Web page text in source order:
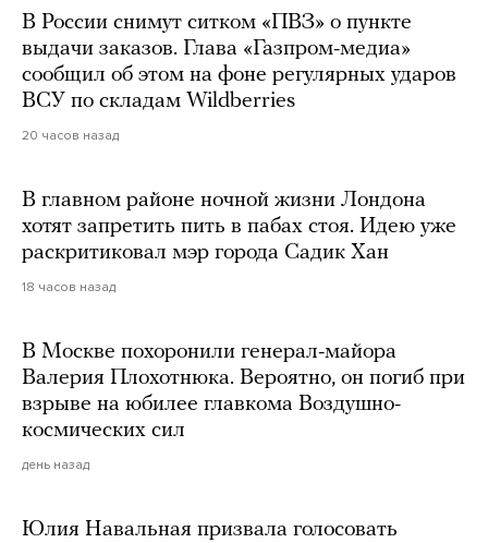
В России снимут ситком «ПВЗ» о пункте
выдачи заказов. Глава «Газпром-медиа»
сообщил об этом на фоне регулярных ударов
ВСУ по складам Wildberries
20 часов назад
В главном районе ночной жизни Лондона
хотят запретить пить в пабах стоя. Идею уже
раскритиковал мэр города Садик Хан
18 часов назад
В Москве похоронили генерал-майора
Валерия Плохотнюка. Вероятно, он погиб при
взрыве на юбилее главкома Воздушно-
космических сил
день назад
Юлия Навальная призвала голосовать